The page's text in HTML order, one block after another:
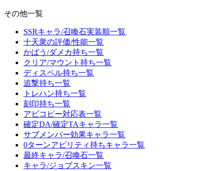
その他一覧
SSRキャラ/召喚石実装順一覧
十天衆の評価/性能一覧
かばう/ダメカ持ち一覧
クリア/マウント持ち一覧
ディスペル持ち一覧
追撃持ち一覧
トレハン持ち一覧
刻印持ち一覧
アビコピー対応表一覧
確定DA/確定TAキャラ一覧
サブメンバー効果キャラ一覧
0ターンアビリティ持ちキャラ一覧
最終キャラ/召喚石一覧
キャラ/ジョブスキン一覧